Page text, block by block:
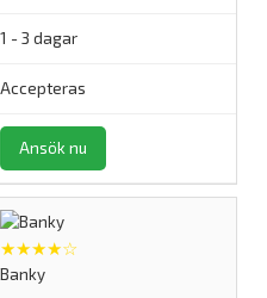
1 - 3 dagar
Accepteras
Ansök nu
★★★★☆
Banky